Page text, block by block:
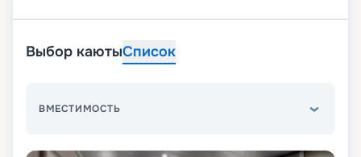
Выбор каютыСписок
ВМЕСТИМОСТЬ